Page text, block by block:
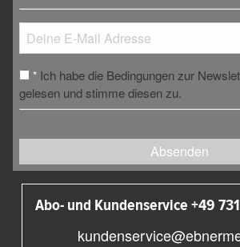
* Ich habe die Bedingungen zur
gelesen und stimme diesen zu.
Absenden
Abo- und Kundenservice +49